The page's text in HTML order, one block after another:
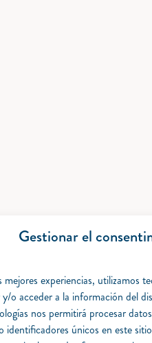
Gestionar el
mejores experiencias, utilizamos
y/o acceder a la información del
nos permitirá procesar
identificadores únicos en este